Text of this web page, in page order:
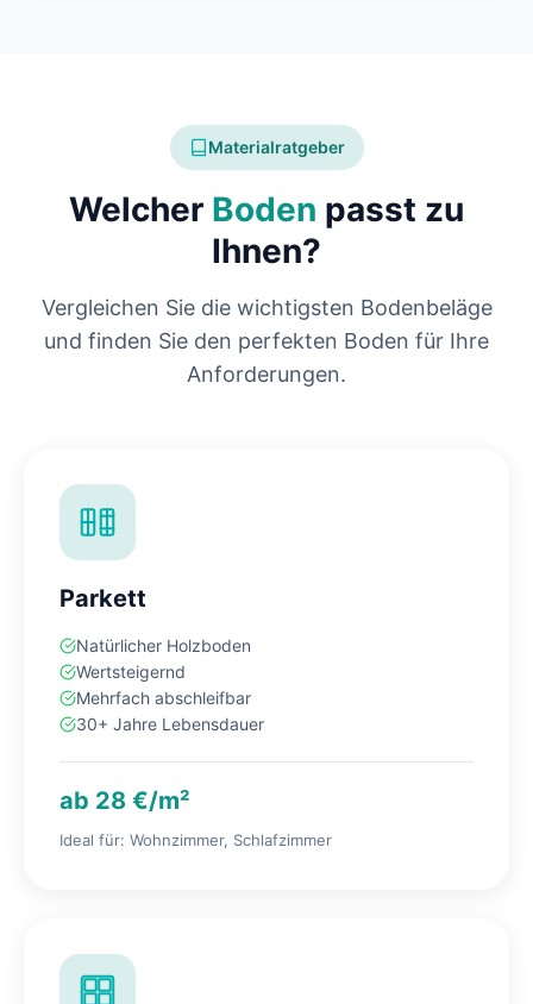
Materialratgeber
Welcher Boden passt zu
Ihnen?
Vergleichen Sie die wichtigsten Bodenbeläge
und finden Sie den perfekten Boden für Ihre
Anforderungen.
Parkett
Natürlicher Holzboden
Wertsteigernd
Mehrfach abschleifbar
30+ Jahre Lebensdauer
ab 28 €/m²
Ideal für: Wohnzimmer, Schlafzimmer